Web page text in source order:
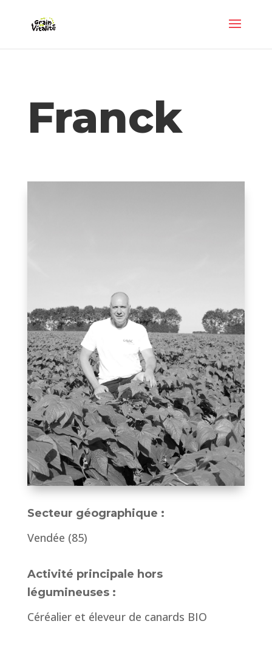
Franck
Secteur géographique :
Vendée (85)
Activité principale hors
légumineuses :
Céréalier et éleveur de canards BIO